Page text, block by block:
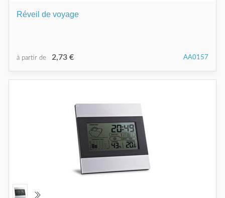
Réveil de voyage
à partir de 2,73 € AA0157